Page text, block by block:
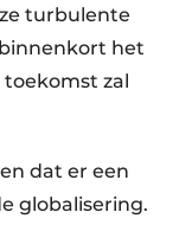
turbulente
het
toekomst zal
dat er een
globalisering.